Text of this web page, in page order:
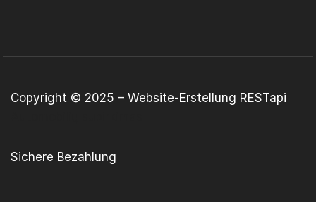
Copyright © 2025 – Website-Erstellung RESTapi
Sichere Bezahlung